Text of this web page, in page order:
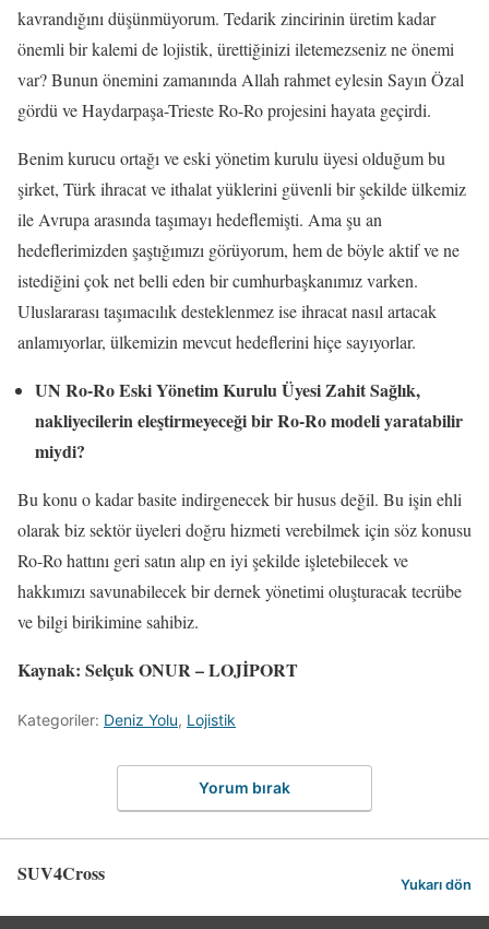
kavrandığını düşünmüyorum. Tedarik zincirinin üretim kadar
önemli bir kalemi de lojistik, ürettiğinizi iletemezseniz ne önemi
var? Bunun önemini zamanında Allah rahmet eylesin Sayın Özal
gördü ve Haydarpaşa-Trieste Ro-Ro projesini hayata geçirdi.
Benim kurucu ortağı ve eski yönetim kurulu üyesi olduğum bu
şirket, Türk ihracat ve ithalat yüklerini güvenli bir şekilde ülkemiz
ile Avrupa arasında taşımayı hedeflemişti. Ama şu an
hedeflerimizden şaştığımızı görüyorum, hem de böyle aktif ve ne
istediğini çok net belli eden bir cumhurbaşkanımız varken.
Uluslararası taşımacılık desteklenmez ise ihracat nasıl artacak
anlamıyorlar, ülkemizin mevcut hedeflerini hiçe sayıyorlar.
UN Ro-Ro Eski Yönetim Kurulu Üyesi Zahit Sağlık,
nakliyecilerin eleştirmeyeceği bir Ro-Ro modeli yaratabilir
miydi?
Bu konu o kadar basite indirgenecek bir husus değil. Bu işin ehli
olarak biz sektör üyeleri doğru hizmeti verebilmek için söz konusu
Ro-Ro hattını geri satın alıp en iyi şekilde işletebilecek ve
hakkımızı savunabilecek bir dernek yönetimi oluşturacak tecrübe
ve bilgi birikimine sahibiz.
Kaynak: Selçuk ONUR – LOJİPORT
Kategoriler: Deniz Yolu, Lojistik
Yorum bırak
SUV4Cross Yukarı dön